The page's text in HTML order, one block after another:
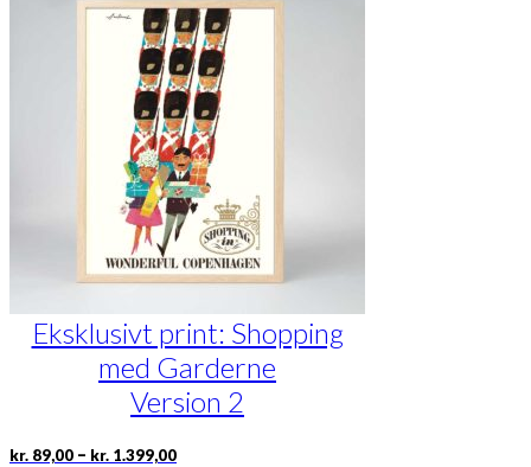
varianter.
Mulighederne
kan
vælges
på
varesiden
Eksklusivt print: Shopping
med Garderne
Version 2
kr. 89,00 – kr. 1.399,00Prisinterval:
Dette